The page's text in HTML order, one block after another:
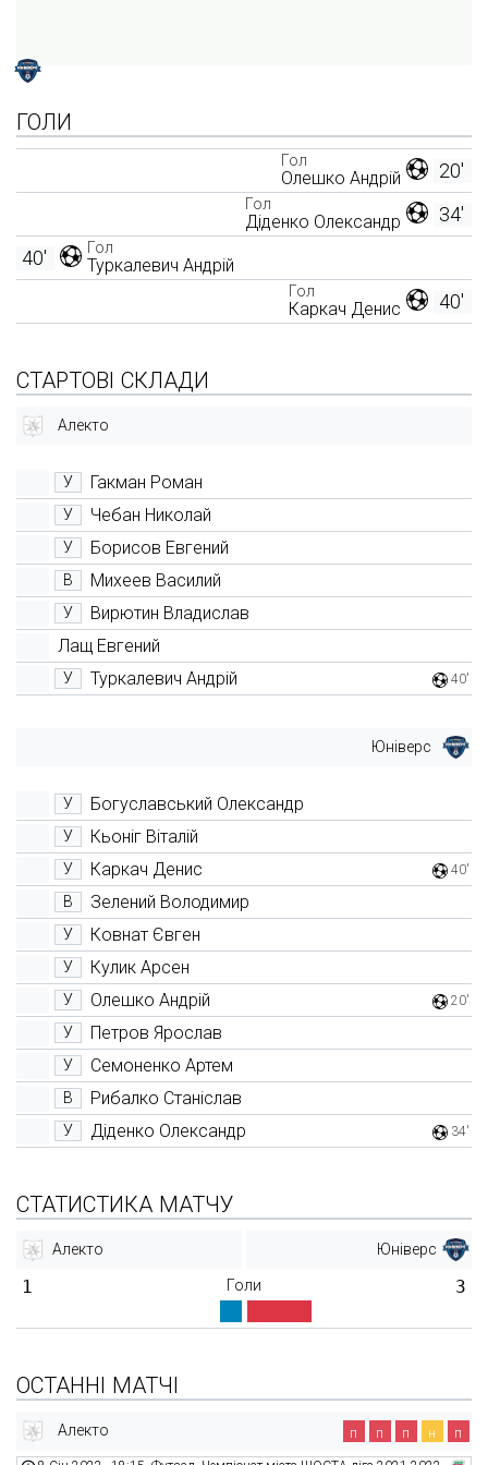
ГОЛИ
20'
Гол
Олешко Андрій
34'
Гол
Діденко Олександр
Гол
Туркалевич Андрій
40'
40'
Гол
Каркач Денис
СТАРТОВІ СКЛАДИ
Алекто
У Гакман Роман
У Чебан Николай
У Борисов Евгений
В Михеев Василий
У
Вирютин Владислав
Лащ Евгений
У Туркалевич Андрій 40'
Юніверс
У Богуславський Олександр
У Кьоніг Віталій
У Каркач Денис 40'
В Зелений Володимир
У Ковнат Євген
У Кулик Арсен
У Олешко Андрій 20'
У Петров Ярослав
У Семоненко Артем
В Рибалко Станіслав
У Діденко Олександр 34'
СТАТИСТИКА МАТЧУ
Алекто Юніверс
1 Голи 3
ОСТАННІ МАТЧІ
Алекто п п п н п